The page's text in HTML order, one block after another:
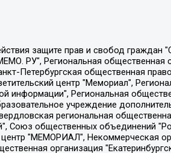
некоммерческая организация по защите прав человека и информированию населения "Якутия – Наше Мнение", Общество с ограниченной ответственностью "Москоу диджитал медиа", с 26.01.2023 Общество с ограниченной ответственностью "Чайка Белые сады", Ветошкина Валерия Валерьевна, Заговора Максим Александрович, Межрегиональное общественное движение "Российская ЛГБТ - сеть", Оленичев Максим Владимирович, Павлов Иван Юрьевич, Скворцова Елена Сергеевна, Общество с ограниченной ответственностью "Как бы инагент", Кочетков Игорь Викторович, Общество с ограниченной ответственностью "Честные выборы", Еланчик Олег Александрович, Общество с ограниченной ответственностью "Нобелевский призыв", Гималова Регина Эмилевна, Григорьев Андрей Валерьевич, Григорьева Алина Александровна, Ассоциация по содействию защите прав призывников, альтернативнослужащих и военнослужащих "Правозащитная группа "Гражданин.Армия.Право", Хисамова Регина Фаритовна, Автономная некоммерческая организация по реализации социально-правовых программ "Лилит", Дальневосточное общественное движение "Маяк", Санкт-Петербургская ЛГБТ-инициативная группа "Выход", Инициативная группа ЛГБТ+ "Реверс", Алексеев Андрей Викторович, Бекбулатова Таисия Львовна, Беляев Иван Михайлович, Владыкина Елена Сергеевна, Гельман Марат Александрович, Никульшина Вероника Юрьевна, Толоконникова Надежда Андреевна, Шендерович Виктор Анатольевич, Общество с ограниченной ответственностью "Данное сообщение", Общество с ограниченной ответственностью Издательский дом "Новая глава", Айнбиндер Александра Александровна, Московский комьюнити-центр для ЛГБТ+инициатив, Благотворительный фонд развития филантропии, Deutsche Welle (Германия, Kurt-Schumacher-Strasse 3, 53113 Bonn), Борзунова Мария Михайловна, Воробьев Виктор Викторович, Голубева Анна Львовна, Константинова Алла Михайловна, Малкова Ирина Владимировна, Мурадов Мурад Абдулгалимович, Осетинская Елизавета Николаевна, Понасенков Евгений Николаевич, Ганапольский Матвей Юрьевич, Киселев Евгений Алексеевич, Борухович Ирина Григорьевна, Дремин Иван Тимофеевич, Дубровский Дмитрий Викторович, Красноярская региональная общественная организация поддержки и развития альтернативных образовательных технологий и межкультурных коммуникаций